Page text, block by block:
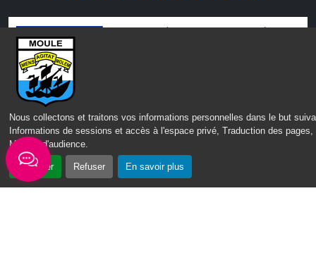
Nous collectons et traitons vos informations personnelles dans le but
Informations de sessions et accès à l'espace privé, Traduction des pages,
Mesure d'audience.
Accepter Refuser En savoir plus